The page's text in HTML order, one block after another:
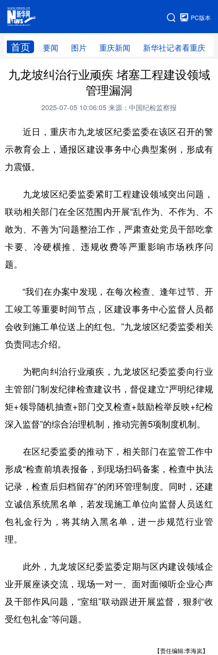
PC版本
首页 要闻 图片 重庆新闻 新华社记者看重庆
网站地图
九龙坡纠治行业顽疾 堵塞工程建设领域
管理漏洞
2025-07-05 10:06:05 来源：中国纪检监察报
近日，重庆市九龙坡区纪委监委在该区召开的警
示教育会上，通报区建设事务中心典型案例，形成有
力震慑。
九龙坡区纪委监委紧盯工程建设领域突出问题，
联动相关部门在全区范围内开展“乱作为、不作为、不
敢为、不善为”问题整治工作，严肃查处党员干部吃拿
卡要、冷硬横推、违规收费等严重影响市场秩序问
题。
“我们在办案中发现，在每次检查、逢年过节、开
工竣工等重要时间节点，区建设事务中心监督人员都
会收到施工单位送上的红包。”九龙坡区纪委监委相关
负责同志介绍。
为靶向纠治行业顽疾，九龙坡区纪委监委向行业
主管部门制发纪律检查建议书，督促建立“严明纪律规
矩+领导随机抽查+部门交叉检查+鼓励检举反映+纪检
深入监督”的综合治理机制，推动完善5项制度机制。
在区纪委监委的推动下，相关部门在监管工作中
形成“检查前填表报备，到现场扫码备案，检查中执法
记录，检查后归档留存”的闭环管理制度。同时，还建
立诚信系统黑名单，若发现施工单位向监督人员送红
包礼金行为，将其纳入黑名单，进一步规范行业管
理。
此外，九龙坡区纪委监委定期与区内建设领域企
业开展座谈交流，现场一对一、面对面倾听企业心声
及干部作风问题，“室组”联动跟进开展监督，狠刹“收
受红包礼金”等问题。
【责任编辑:李海岚】